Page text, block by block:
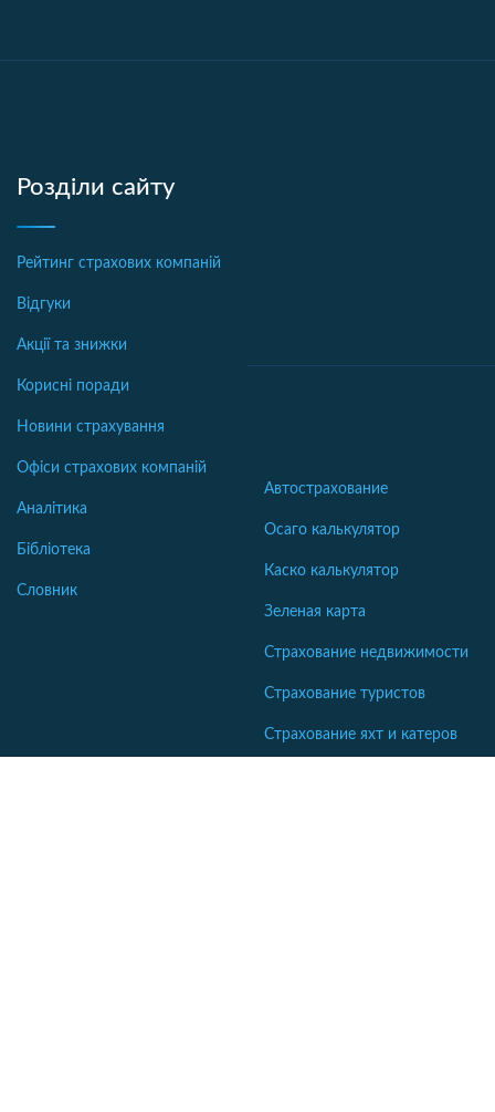
Розділи сайту
Рейтинг страхових компаній
Відгуки
Акції та знижки
Корисні поради
Новини страхування
Офіси страхових компаній
Аналітика
Бібліотека
Словник
Автострахование
Осаго калькулятор
Каско калькулятор
Зеленая карта
Страхование недвижимости
Страхование туристов
Страхование яхт и катеров